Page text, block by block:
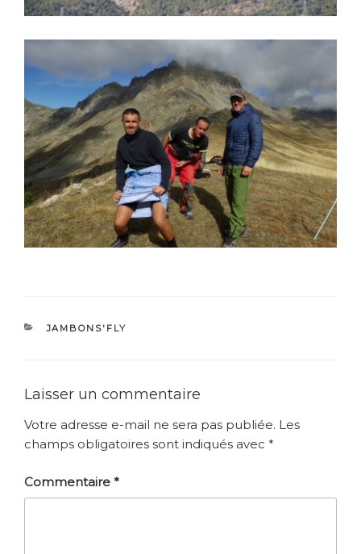
CATÉGORIES
JAMBONS'FLY
Laisser un commentaire
Votre adresse e-mail ne sera pas publiée. Les
champs obligatoires sont indiqués avec *
Commentaire *